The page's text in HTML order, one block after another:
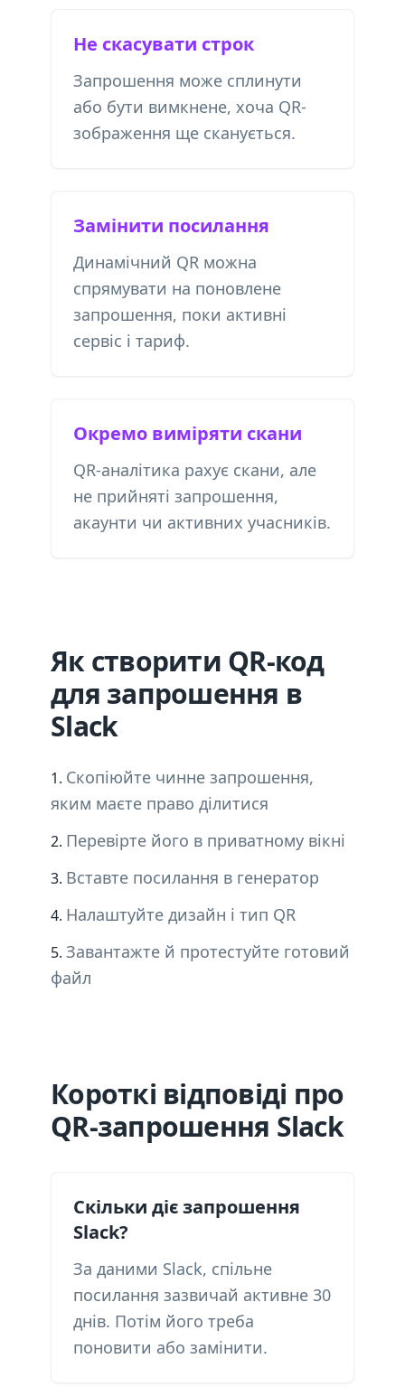
Не скасувати строк
Запрошення може сплинути
або бути вимкнене, хоча QR-
зображення ще сканується.
Замінити посилання
Динамічний QR можна
спрямувати на поновлене
запрошення, поки активні
сервіс і тариф.
Окремо виміряти скани
QR-аналітика рахує скани, але
не прийняті запрошення,
акаунти чи активних учасників.
Як створити QR-код
для запрошення в
Slack
Скопіюйте чинне запрошення,
яким маєте право ділитися
Перевірте його в приватному вікні
Вставте посилання в генератор
Налаштуйте дизайн і тип QR
Завантажте й протестуйте готовий
файл
Короткі відповіді про
QR-запрошення Slack
Скільки діє запрошення
Slack?
За даними Slack, спільне
посилання зазвичай активне 30
днів. Потім його треба
поновити або замінити.